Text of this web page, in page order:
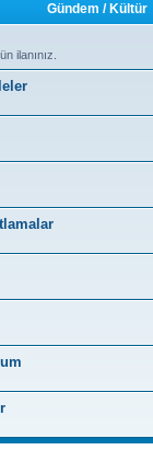
Gündem / Kültür
ilanınız.